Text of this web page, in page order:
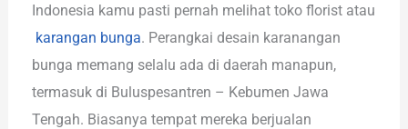
Indonesia kamu pasti pernah melihat toko florist atau
karangan bunga. Perangkai desain karanangan
bunga memang selalu ada di daerah manapun,
termasuk di Buluspesantren – Kebumen Jawa
Tengah. Biasanya tempat mereka berjualan